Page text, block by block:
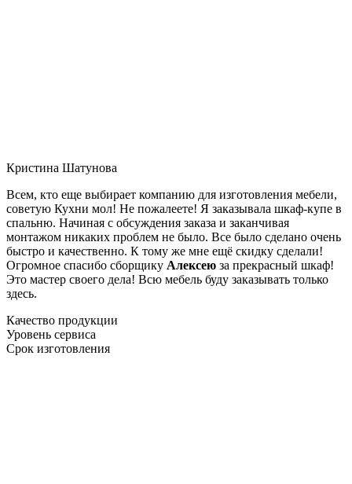
Кристина Шатунова
Всем, кто еще выбирает компанию для изготовления мебели,
советую Кухни мол! Не пожалеете! Я заказывала шкаф-купе в
спальню. Начиная с обсуждения заказа и заканчивая
монтажом никаких проблем не было. Все было сделано очень
быстро и качественно. К тому же мне ещё скидку сделали!
Огромное спасибо сборщику Алексею за прекрасный шкаф!
Это мастер своего дела! Всю мебель буду заказывать только
здесь.
Качество продукции
Уровень сервиса
Срок изготовления